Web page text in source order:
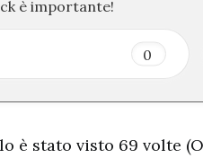
è importante!
0
è stato visto 69 volte